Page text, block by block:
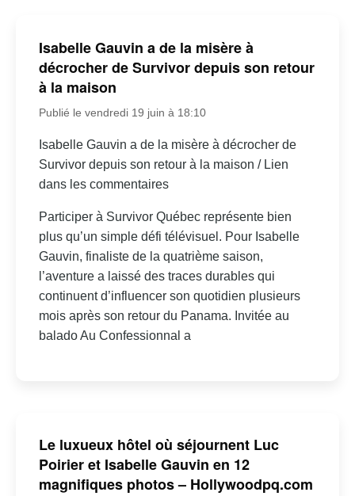
Isabelle Gauvin a de la misère à
décrocher de Survivor depuis son retour
à la maison
Publié le vendredi 19 juin à 18:10
Isabelle Gauvin a de la misère à décrocher de
Survivor depuis son retour à la maison / Lien
dans les commentaires
Participer à Survivor Québec représente bien
plus qu’un simple défi télévisuel. Pour Isabelle
Gauvin, finaliste de la quatrième saison,
l’aventure a laissé des traces durables qui
continuent d’influencer son quotidien plusieurs
mois après son retour du Panama. Invitée au
balado Au Confessionnal a
Le luxueux hôtel où séjournent Luc
Poirier et Isabelle Gauvin en 12
magnifiques photos – Hollywoodpq.com